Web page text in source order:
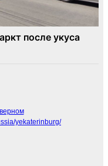
yekaterinburg/